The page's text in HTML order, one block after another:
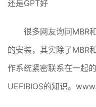
还是GPT好
很多网友询问MBR
的安装，其实除了MBR
作系统紧密联系在一起
UEFIBIOS的知识。